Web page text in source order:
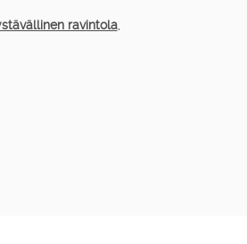
ravintola,